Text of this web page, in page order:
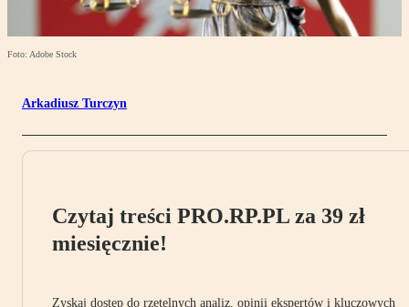
Foto: Adobe Stock
Arkadiusz Turczyn
Czytaj treści PRO.RP.PL za 39 zł
miesięcznie!
Zyskaj dostęp do rzetelnych analiz, opinii ekspertów i kluczowych